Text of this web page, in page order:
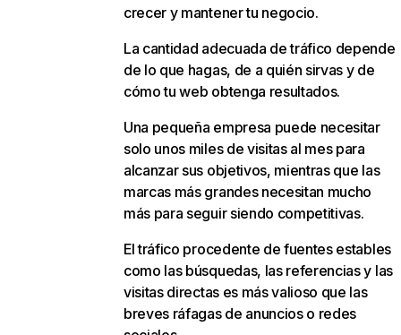
crecer y mantener tu negocio.
La cantidad adecuada de tráfico depende
de lo que hagas, de a quién sirvas y de
cómo tu web obtenga resultados.
Una pequeña empresa puede necesitar
solo unos miles de visitas al mes para
alcanzar sus objetivos, mientras que las
marcas más grandes necesitan mucho
más para seguir siendo competitivas.
El tráfico procedente de fuentes estables
como las búsquedas, las referencias y las
visitas directas es más valioso que las
breves ráfagas de anuncios o redes